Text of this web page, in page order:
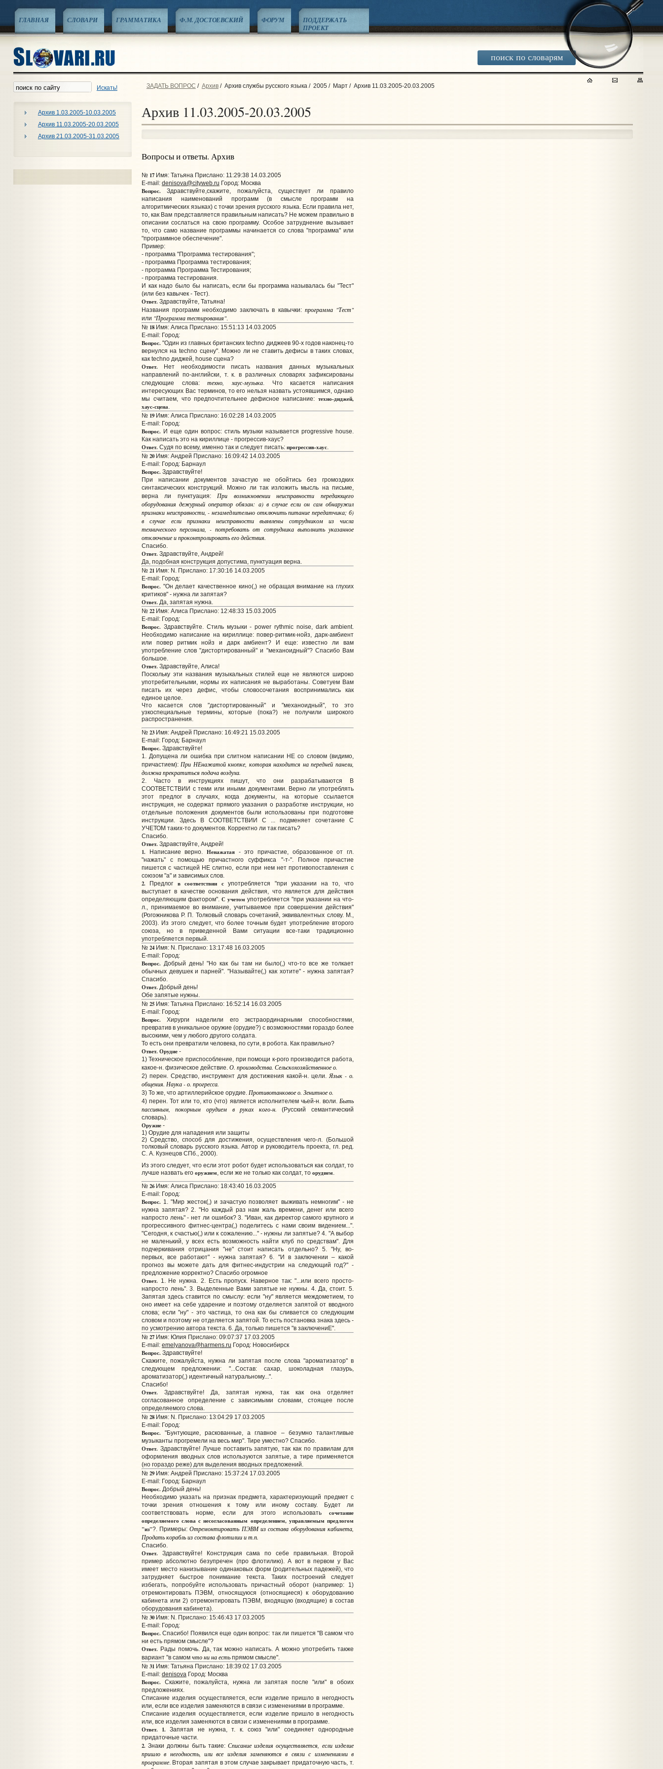
поиск по словарям
ГЛАВНАЯ СЛОВАРИ ГРАММАТИКА Ф.М. ДОСТОЕВСКИЙ ФОРУМ
ПОДДЕРЖАТЬ
ПРОЕКТ
Искать!
Архив 1.03.2005-10.03.2005
Архив 11.03.2005-20.03.2005
Архив 21.03.2005-31.03.2005
ЗАДАТЬ ВОПРОС / Архив/ Архив службы русского языка/ 2005/ Март/ Архив 11.03.2005-20.03.2005
Архив 11.03.2005-20.03.2005
Вопросы и ответы. Архив
№ 17Имя: Татьяна Прислано: 11:29:38 14.03.2005
E-mail: denisova@cityweb.ru Город: Москва
Вопрос.Здравствуйте,скажите, пожалуйста, существует ли правило
написания наименований программ (в смысле программ на
алгоритмических языках) с точки зрения русского языка. Если правила нет,
то, как Вам представляется правильным написать? Не можем правильно в
описании сослаться на свою программу. Особое затруднение вызывает
то, что само название программы начинается со слова "программа" или
"программное обеспечение".
Пример:
- программа "Программа тестирования";
- программа Программа тестирования;
- программа Программа Тестирования;
- программа тестирования.
И как надо было бы написать, если бы программа называлась бы "Тест"
(или без кавычек - Тест).
Ответ.Здравствуйте, Татьяна!
Названия программ необходимо заключать в кавычки: программа "Тест"
или "Программа тестирования".
№ 18Имя: Алиса Прислано: 15:51:13 14.03.2005
E-mail: Город:
Вопрос."Один из главных британских techno диджеев 90-х годов наконец-то
вернулся на techno сцену". Можно ли не ставить дефисы в таких словах,
как techno диджей, house сцена?
Ответ.Нет необходимости писать названия данных музыкальных
направлений по-английски, т. к. в различных словарях зафиксированы
следующие слова:техно, хаус-музыка. Что касается написания
интересующих Вас терминов, то его нельзя назвать устоявшимся, однако
мы считаем, что предпочтительнее дефисное написание: техно-диджей,
хаус-сцена.
№ 19Имя: Алиса Прислано: 16:02:28 14.03.2005
E-mail: Город:
Вопрос.И еще один вопрос: стиль музыки называется progressive house.
Как написать это на кириллице - прогрессив-хаус?
Ответ.Судя по всему, именно так и следует писать: прогрессив-хаус.
№ 20Имя: Андрей Прислано: 16:09:42 14.03.2005
E-mail: Город: Барнаул
Вопрос.Здравствуйте!
При написании документов зачастую не обойтись без громоздких
синтаксических конструкций. Можно ли так изложить мысль на письме,
верна ли пунктуация:При возникновении неисправности передающего
оборудования дежурный оператор обязан: а) в случае если он сам обнаружил
признаки неисправности, - незамедлительно отключить питание передатчика; б)
в случае если признаки неисправности выявлены сотрудником из числа
технического персонала, - потребовать от сотрудника выполнить указанное
отключение и проконтролировать его действия.
Спасибо.
Ответ.Здравствуйте, Андрей!
Да, подобная конструкция допустима, пунктуация верна.
№ 21Имя: N. Прислано: 17:30:16 14.03.2005
E-mail: Город:
Вопрос."Он делает качественное кино(,) не обращая внимание на глухих
критиков" - нужна ли запятая?
Ответ.Да, запятая нужна.
№ 22Имя: Алиса Прислано: 12:48:33 15.03.2005
E-mail: Город:
Вопрос.Здравствуйте. Стиль музыки - power rythmic noise, dark ambient.
Необходимо написание на кириллице: повер-ритмик-нойз, дарк-амбиент
или повер ритмик нойз и дарк амбиент? И еще: известно ли вам
употребление слов "дистортированный" и "механоидный"? Спасибо Вам
большое.
Ответ.Здравствуйте, Алиса!
Поскольку эти названия музыкальных стилей еще не являются широко
употребительными, нормы их написания не выработаны. Советуем Вам
писать их через дефис, чтобы словосочетания воспринимались как
единое целое.
Что касается слов "дистортированный" и "механоидный", то это
узкоспециальные термины, которые (пока?) не получили широкого
распространения.
№ 23Имя: Андрей Прислано: 16:49:21 15.03.2005
E-mail: Город: Барнаул
Вопрос.Здравствуйте!
1. Допущена ли ошибка при слитном написании НЕ со словом (видимо,
причастием):При НЕнажатой кнопке, которая находится на передней панели,
должна прекратиться подача воздуха.
2. Часто в инструкциях пишут, что они разрабатываются В
СООТВЕТСТВИИ с теми или иными документами. Верно ли употреблять
этот предлог в случаях, когда документы, на которые ссылается
инструкция, не содержат прямого указания о разработке инструкции, но
отдельные положения документов были использованы при подготовке
инструкции. Здесь В СООТВЕТСТВИИ С ... подменяет сочетание С
УЧЕТОМ таких-то документов. Корректно ли так писать?
Спасибо.
Ответ.Здравствуйте, Андрей!
1.Написание верно. Ненажатая- это причастие, образованное от гл.
"нажать" с помощью причастного суффикса "-т-". Полное причастие
пишется с частицей НЕ слитно, если при нем нет противопоставления с
союзом "а" и зависимых слов.
2.Предлог в соответствии супотребляется "при указании на то, что
выступает в качестве основания действия, что является для действия
определяющим фактором". С учетом употребляется "при указании на что-
л., принимаемое во внимание, учитываемое при совершении действия"
(Рогожникова Р. П. Толковый словарь сочетаний, эквивалентных слову. М.,
2003). Из этого следует, что более точным будет употребление второго
союза, но в приведенной Вами ситуации все-таки традиционно
употребляется первый.
№ 24Имя: N. Прислано: 13:17:48 16.03.2005
E-mail: Город:
Вопрос.Добрый день! "Но как бы там ни было(,) что-то все же толкает
обычных девушек и парней". "Называйте(,) как хотите" - нужна запятая?
Спасибо.
Ответ.Добрый день!
Обе запятые нужны.
№ 25Имя: Татьяна Прислано: 16:52:14 16.03.2005
E-mail: Город:
Вопрос.Хирурги наделили его экстраординарными способностями,
превратив в уникальное оружие (орудие?) с возможностями гораздо более
высокими, чем у любого другого солдата.
То есть они превратили человека, по сути, в робота. Как правильно?
Ответ.Орудие-
1) Техническое приспособление, при помощи к-рого производится работа,
какое-н. физическое действие. О. производства. Сельскохозяйственное о.
2) перен. Средство, инструмент для достижения какой-н. цели.Язык - о.
общения. Наука - о. прогресса.
3) То же, что артиллерийское орудие. Противотанковое о. Зенитное о.
4) перен. Тот или то, кто (что) является исполнителем чьей-н. воли. Быть
пассивным, покорным орудием в руках кого-н. (Русский семантический
словарь).
Оружие-
1) Орудие для нападения или защиты
2) Средство, способ для достижения, осуществления чего-л. (Большой
толковый словарь русского языка. Автор и руководитель проекта, гл. ред.
С. А. Кузнецов СПб., 2000).
Из этого следует, что если этот робот будет использоваться как солдат, то
лучше назвать его оружием , если же не только как солдат, то орудием
№ 26Имя: Алиса Прислано: 18:43:40 16.03.2005
E-mail: Город:
Вопрос.1. "Мир жесток(,) и зачастую позволяет выживать немногим" - не
нужна запятая? 2. "Но каждый раз нам жаль времени, денег или всего
напросто лень" - нет ли ошибок? 3. "Иван, как директор самого крупного и
прогрессивного фитнес-центра(,) поделитесь с нами своим видением...".
"Сегодня, к счастью(,) или к сожалению..." - нужны ли запятые? 4. "А выбор
не маленький, у всех есть возможность найти клуб по средствам". Для
подчеркивания отрицания "не" стоит написать отдельно? 5. "Ну, во-
первых, все работают" - нужна запятая? 6. "И в заключении – какой
прогноз вы можете дать для фитнес-индустрии на следующий год?" -
предложение корректно? Спасибо огромное
Ответ.1. Не нужна. 2. Есть пропуск. Наверное так: "...или всего просто-
напросто лень". 3. Выделенные Вами запятые не нужны. 4. Да, стоит. 5.
Запятая здесь ставится по смыслу: если "ну" является междометием, то
оно имеет на себе ударение и поэтому отделяется запятой от вводного
слова; если "ну" - это частица, то она как бы сливается со следующим
словом и поэтому не отделяется запятой. То есть постановка знака здесь -
по усмотрению автора текста. 6. Да, только пишется "в заключениЕ".
№ 27Имя: Юлия Прислано: 09:07:37 17.03.2005
E-mail: emelyanova@harmens.ru Город: Новосибирск
Вопрос.Здравствуйте!
Скажите, пожалуйста, нужна ли запятая после слова "ароматизатор" в
следующем предложении: "...Состав: сахар, шоколадная глазурь,
ароматизатор(,) идентичный натуральному...".
Спасибо!
Ответ.Здравствуйте! Да, запятая нужна, так как она отделяет
согласованное определение с зависимыми словами, стоящее после
определяемого слова.
№ 28Имя: N. Прислано: 13:04:29 17.03.2005
E-mail: Город:
Вопрос."Бунтующие, раскованные, а главное – безумно талантливые
музыканты прогремели на весь мир". Тире уместно? Спасибо.
Ответ.Здравствуйте! Лучше поставить запятую, так как по правилам для
оформления вводных слов используются запятые, а тире применяется
(но гораздо реже) для выделения вводных предложений.
№ 29Имя: Андрей Прислано: 15:37:24 17.03.2005
E-mail: Город: Барнаул
Вопрос.Добрый день!
Необходимо указать на признак предмета, характеризующий предмет с
точки зрения отношения к тому или иному составу. Будет ли
соответствовать норме, если для этого использовать сочетание
определяемого слова с несогласованным определением, управляемым предлогом
"из"?. Примеры:Отремонтировать ПЭВМ из состава оборудования кабинета,
Продать корабль из состава флотилии и т.п.
Спасибо.
Ответ.Здравствуйте! Конструкция сама по себе правильная. Второй
пример абсолютно безупречен (про флотилию). А вот в первом у Вас
имеет место нанизывание одинаковых форм (родительных падежей), что
затрудняет быстрое понимание текста. Таких построений следует
избегать, попробуйте использовать причастный оборот (например: 1)
отремонтировать ПЭВМ, относящуюся (относящиеся) к оборудованию
кабинета или 2) отремонтировать ПЭВМ, входящую (входящие) в состав
оборудования кабинета).
№ 30Имя: N. Прислано: 15:46:43 17.03.2005
E-mail: Город:
Вопрос.Спасибо! Появился еще один вопрос: так ли пишется "В самом что
ни есть прямом смысле"?
Ответ.Рады помочь. Да, так можно написать. А можно употребить также
вариант "в самом что ни на естьпрямом смысле".
№ 31Имя: Татьяна Прислано: 18:39:02 17.03.2005
E-mail: denisovaГород: Москва
Вопрос.Скажите, пожалуйста, нужна ли запятая после "или" в обоих
предложениях.
Списание изделия осуществляется, если изделие пришло в негодность
или, если все изделия заменяются в связи с изменениями в программе.
Списание изделия осуществляется, если изделие пришло в негодность
или, все изделия заменяются в связи с изменениями в программе.
Ответ. 1. Запятая не нужна, т. к. союз "или" соединяет однородные
придаточные части.
2. Знаки должны быть такие: Списание изделия осуществляется, если изделие
пришло в негодность, или все изделия заменяются в связи с изменениями в
программе. Вторая запятая в этом случае закрывает придаточную часть, т.